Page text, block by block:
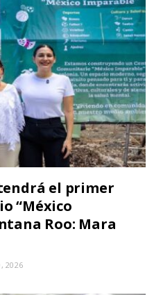
el primer
“México
Roo: Mara
2026